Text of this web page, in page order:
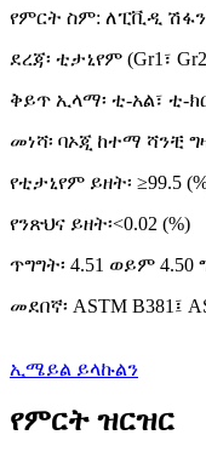
የምርት ስም: ለፒቪዲ
ደረጃ፡ ቲታኒየም (Gr1፣
ቅይጥ ኢላማ፡ ቲ-አል፣ ቲ-
መነሻ፡ ባኦጂ ከተማ ሻንቺ
የቲታኒየም ይዘት፡ ≥99.5
የንጽህና ይዘት፡<0.02 (%)
ጥግግት፡ 4.51 ወይም 4.50
መደበኛ፡ ASTM B381፤
ኢሜይል ይላኩልን
የምርት ዝርዝር